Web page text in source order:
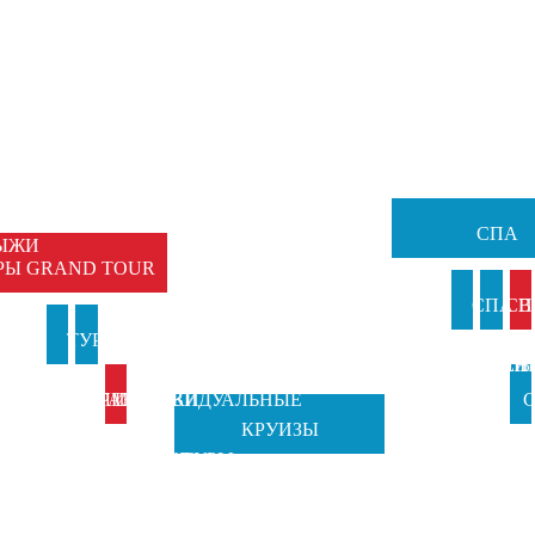
GRAND TOUR
ТУРЫ В
ИТАЛИЮ
ПРАЗДНИКИ
ОТ GRAND
ИНДИВИДУАЛЬНЫЕ
ТУРЫ
КРУИЗЫ
СПА
СПА В
ИТАЛИИ